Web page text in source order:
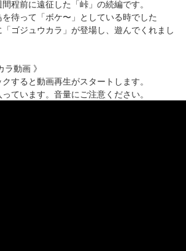
程前に遠征した「峠」の続編です。
待って「ボケ〜」としている時でした
ゴジュウカラ」が登場し、遊んでくれまし
ラ動画 》
すると動画再生がスタートします。
ています。音量にご注意ください。